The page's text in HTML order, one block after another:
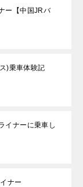
ー【中国JRバ
)乗車体験記
イナーに乗車し
ナー